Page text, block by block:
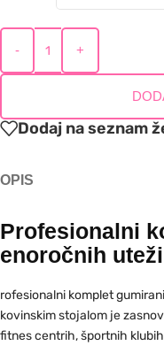
- +
Dodaj na seznam
OPIS
Profesionalni
enoročnih
rofesionalni komplet
kovinskim stojalom je
fitnes centrih, športnih